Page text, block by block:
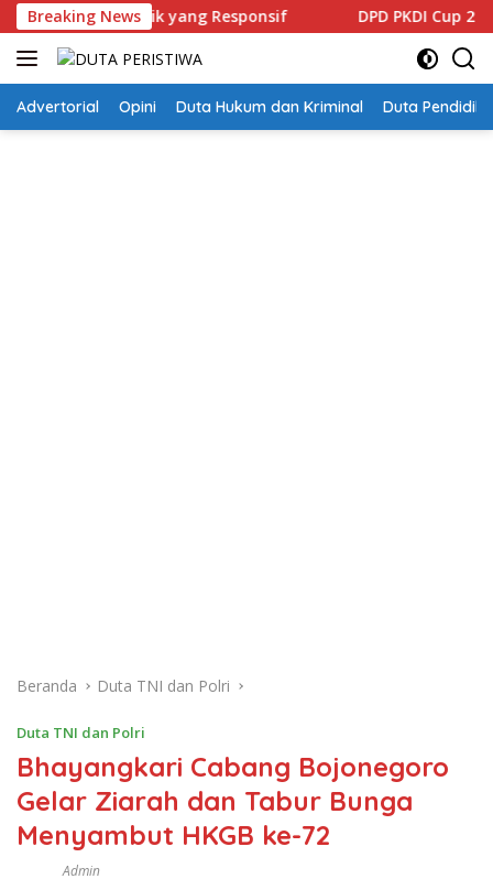
Langsung
ke
konten
Breaking News
Publik yang Responsif DPD PKDI Cup 2 Jatim
Advertorial Opini Duta Hukum dan Kriminal Duta
Beranda Duta TNI dan Polri
Duta TNI dan Polri
Bhayangkari Cabang Bojonegoro
Gelar Ziarah dan Tabur Bunga
Menyambut HKGB ke-72
Admin